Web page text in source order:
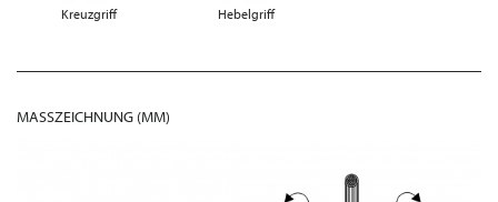
Kreuzgriff Hebelgriff
MASSZEICHNUNG (MM)